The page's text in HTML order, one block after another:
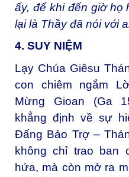
ấy, để khi đến giờ họ
lại là Thầy đã nói với
4. SUY NIỆM
Lạy Chúa Giêsu
con chiêm ngắm
Mừng Gioan (Ga
khẳng định về sự
Đấng Bảo Trợ –
không chỉ trao ban
hứa, mà còn mở ra